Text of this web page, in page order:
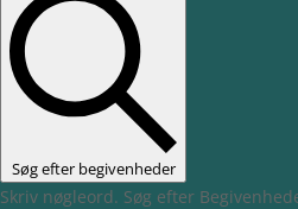
Søg efter begivenheder
Skriv nøgleord. Søg efter